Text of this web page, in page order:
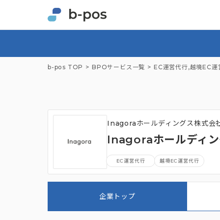
b-pos TOP BPOサービス一覧 EC運営代行,越境EC運
Inagoraホールディングス株式会
Inagoraホールディ
EC運営代行 越境EC運営代行
企業トップ